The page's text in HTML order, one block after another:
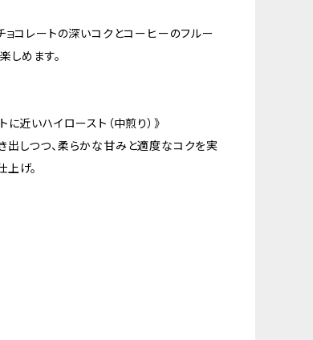
ョコレートの深いコクとコーヒーのフルー
しめます。
に近いハイロースト（中煎り）》
出しつつ、柔らかな甘みと適度なコクを実
上げ。